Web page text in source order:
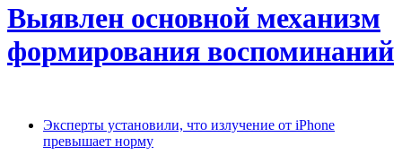
Выявлен основной механизм
формирования воспоминаний
Эксперты установили, что излучение от iPhone
превышает норму